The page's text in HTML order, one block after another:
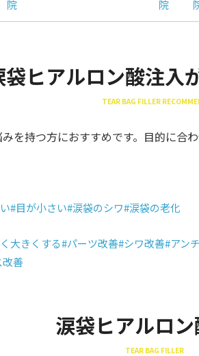
院
院
袋ヒアルロン酸注入
TEAR BAG FILLER
を持つ方におすすめです。目的に合
#目が小さい#涙袋のシワ#涙袋の老化
大きくする#パーツ改善#シワ改善#アン
改善
涙袋ヒアルロ
TEAR BAG FILLER